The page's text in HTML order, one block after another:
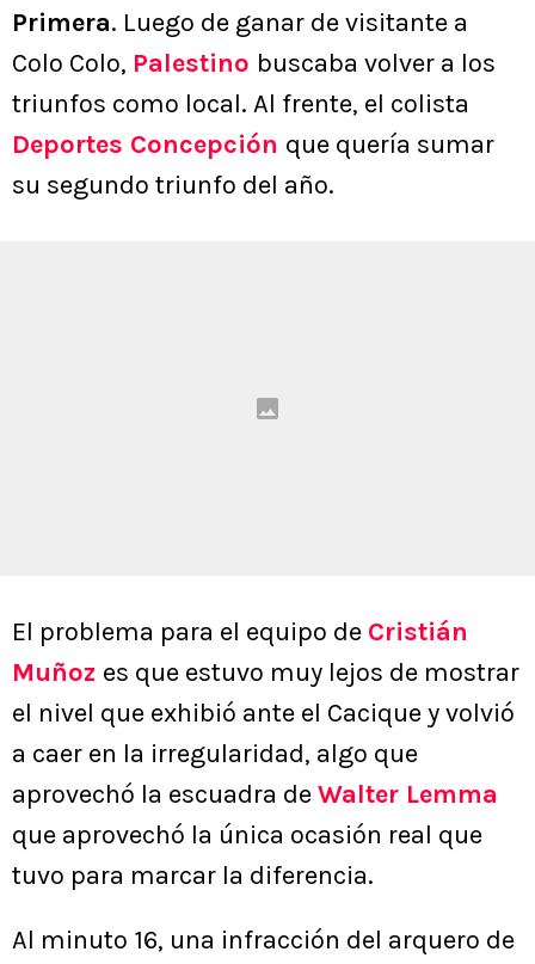
Primera. Luego de ganar de visitante a
Colo Colo, Palestino buscaba volver a los
triunfos como local. Al frente, el colista
Deportes Concepción que quería sumar
su segundo triunfo del año.
El problema para el equipo de Cristián
Muñoz es que estuvo muy lejos de mostrar
el nivel que exhibió ante el Cacique y volvió
a caer en la irregularidad, algo que
aprovechó la escuadra deWalter Lemma
que aprovechó la única ocasión real que
tuvo para marcar la diferencia.
Al minuto 16, una infracción del arquero de